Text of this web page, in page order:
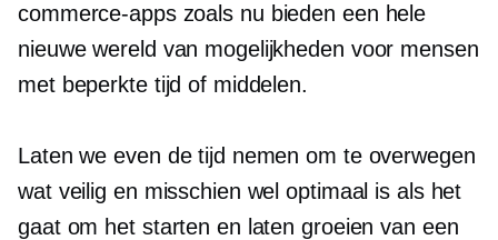
commerce-apps zoals nu bieden een hele
nieuwe wereld van mogelijkheden voor mensen
met beperkte tijd of middelen.
Laten we even de tijd nemen om te overwegen
wat veilig en misschien wel optimaal is als het
gaat om het starten en laten groeien van een